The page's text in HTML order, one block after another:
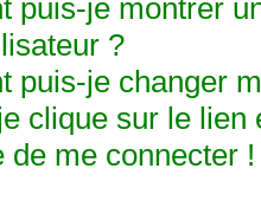
puis-je montrer
?
puis-je changer
clique sur le
de me connecter !